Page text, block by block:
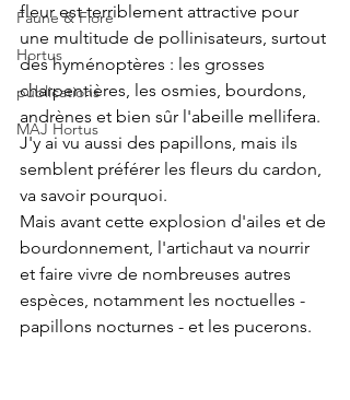
Faune & Flore
Hortus
publications
MAJ Hortus
fleur est terriblement attractive pour
une multitude de pollinisateurs, surtout
des hyménoptères : les grosses
charpentières, les osmies, bourdons,
andrènes et bien sûr l'abeille mellifera.
J'y ai vu aussi des papillons, mais ils
semblent préférer les fleurs du cardon,
va savoir pourquoi.
Mais avant cette explosion d'ailes et de
bourdonnement, l'artichaut va nourrir
et faire vivre de nombreuses autres
espèces, notamment les noctuelles -
papillons nocturnes - et les pucerons.